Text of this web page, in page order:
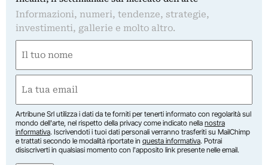
Informazioni, numeri, tendenze, strategie,
investimenti, gallerie e molto altro.
(Required)
First
(Required)
Artribune Srl utilizza i dati da te forniti per tenerti informato con regolarità sul
mondo dell'arte, nel rispetto della privacy come indicato nella nostra
informativa. Iscrivendoti i tuoi dati personali verranno trasferiti su MailChimp
e trattati secondo le modalità riportate in questa informativa. Potrai
disiscriverti in qualsiasi momento con l'apposito link presente nelle email.